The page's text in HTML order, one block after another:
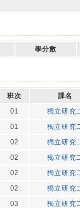
學分數
班次
課名
01
獨立研究
01
獨立研究
02
獨立研究
02
獨立研究
02
獨立研究
02
獨立研究
03
獨立研究